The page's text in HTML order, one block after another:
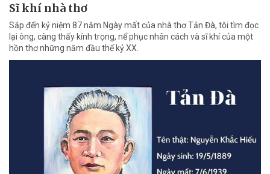
Sĩ khí nhà thơ
Sắp đến kỷ niệm 87 năm Ngày mất của nhà thơ Tản Đà, tôi tìm đọc
lại ông, càng thấy kính trọng, nể phục nhân cách và sĩ khí của một
hồn thơ những năm đầu thế kỷ XX.